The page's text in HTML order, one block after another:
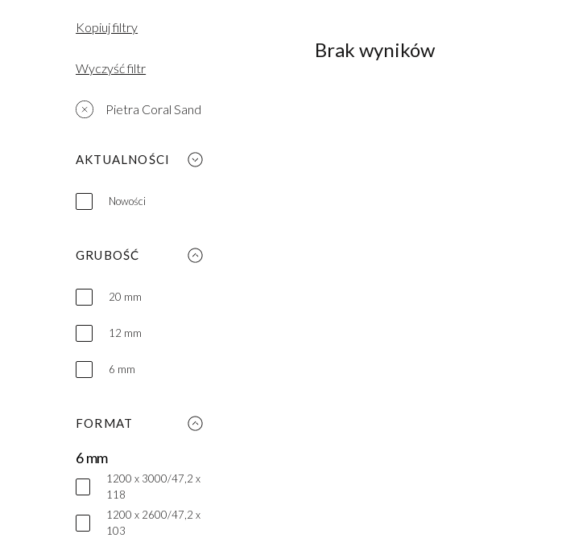
Kopiuj filtry
Wyczyść filtr
Pietra Coral Sand
AKTUALNOŚCI
Nowości
GRUBOŚĆ
20 mm
12 mm
6 mm
FORMAT
6 mm
1200 x 3000/47,2 x
118
1200 x 2600/47,2 x
103
Brak wyników